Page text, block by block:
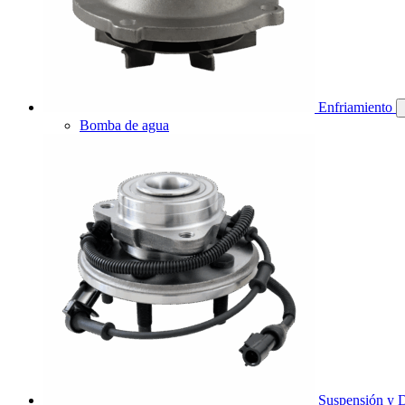
Enfriamiento
Bomba de agua
Suspensión y